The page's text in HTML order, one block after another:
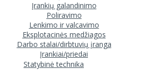
Įrankių galandinimo
Poliravimo
Lenkimo ir valcavimo
Eksplotacinės medžiagos
Darbo stalai/dirbtuvių įranga
Įrankiai/priedai
Statybinė technika